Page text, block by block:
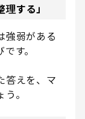
する」
強弱がある
す。
答えを、マ
。